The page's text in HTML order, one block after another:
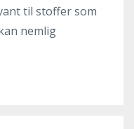
til stoffer som
nemlig